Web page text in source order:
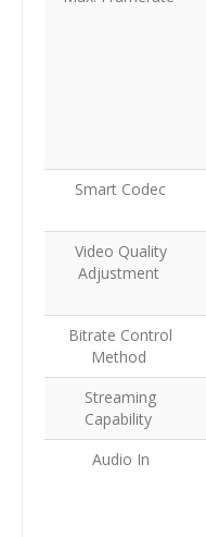
Smart Codec
Video Quality
Adjustment
Bitrate Control
Method
Streaming
Capability
Audio In